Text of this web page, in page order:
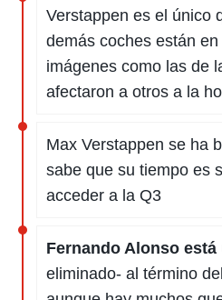
Verstappen es el único
demás coches están
imágenes como las de
afectaron a otros a la
Max Verstappen se ha
sabe que su tiempo es
acceder a la Q3
Fernando Alonso
eliminado- al término